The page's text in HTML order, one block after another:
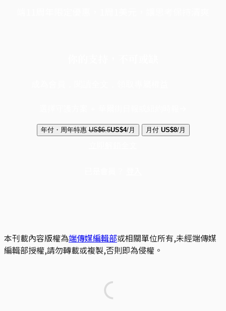
年付・周年特惠 US$6.5US$4/月 月付 US$8/月
本刊載內容版權為端傳媒編輯部或相關單位所有,未經端傳媒
編輯部授權,請勿轉載或複製,否則即為侵權。